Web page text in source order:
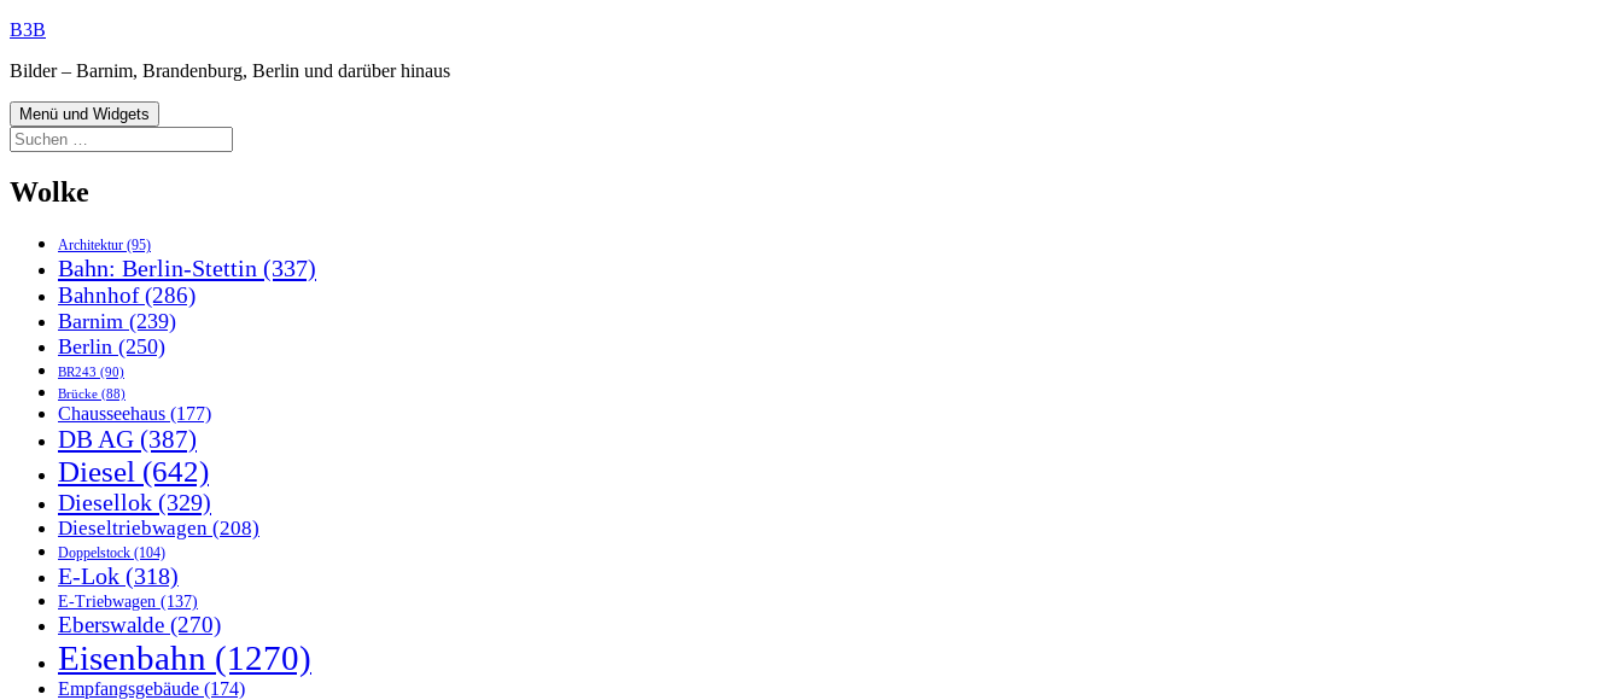
Zum
springen
B3B
Bilder – Barnim, Brandenburg, Berlin und darüber hinaus
Menü und Widgets
Suchen
nach:
Wolke
Architektur (95)
Bahn: Berlin-Stettin (337)
Bahnhof(286)
Barnim (239)
Berlin (250)
BR243 (90)
Brücke (88)
Chausseehaus (177)
DB AG (387)
Diesel (642)
Diesellok (329)
Dieseltriebwagen (208)
Doppelstock (104)
E-Lok (318)
E-Triebwagen (137)
Eberswalde (270)
Eisenbahn (1270)
Empfangsgebäude (174)